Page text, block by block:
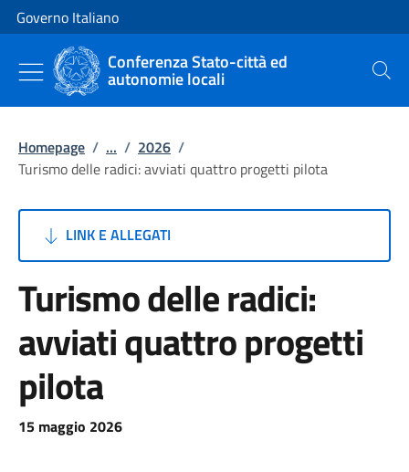
Vai al contenuto
Vai alla navigazione del sito
Governo Italiano
Conferenza Stato-città ed
autonomie locali Cerca
Homepage / ... / 2026 /
Turismo delle radici: avviati quattro progetti pilota
LINK E ALLEGATI
Turismo delle radici:
avviati quattro progetti
pilota
15 maggio 2026